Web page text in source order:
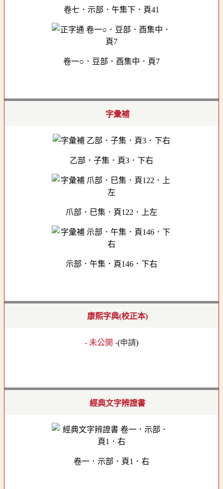
卷七．示部．午集下．頁41
卷一○．豆部．酉集中．頁7
字彙補
乙部．子集．頁3．下右
爪部．巳集．頁122．上左
示部．午集．頁146．下右
康熙字典(校正本)
- 未公開 -(申請)
經典文字辨證書
卷一．示部．頁1．右